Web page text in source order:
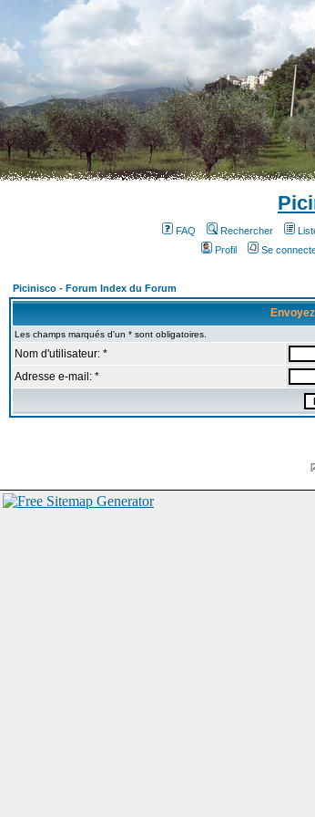
FAQ Rechercher
Profil
Se
Picinisco - Forum Index du Forum
Les champs marqués d'un * sont obligatoires.
Nom d'utilisateur: *
Adresse e-mail: *